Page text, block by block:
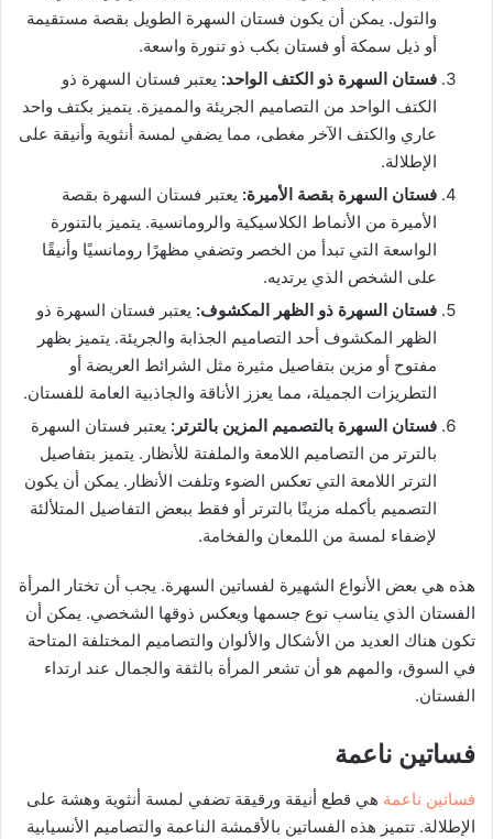
والتول. يمكن أن يكون فستان السهرة الطويل بقصة مستقيمة
أو ذيل سمكة أو فستان بكب ذو تنورة واسعة.
فستان السهرة ذو الكتف الواحد: يعتبر فستان السهرة ذو
الكتف الواحد من التصاميم الجريئة والمميزة. يتميز بكتف واحد
عاري والكتف الآخر مغطى، مما يضفي لمسة أنثوية وأنيقة على
الإطلالة.
فستان السهرة بقصة الأميرة: يعتبر فستان السهرة بقصة
الأميرة من الأنماط الكلاسيكية والرومانسية. يتميز بالتنورة
الواسعة التي تبدأ من الخصر وتضفي مظهرًا رومانسيًا وأنيقًا
على الشخص الذي يرتديه.
فستان السهرة ذو الظهر المكشوف: يعتبر فستان السهرة ذو
الظهر المكشوف أحد التصاميم الجذابة والجريئة. يتميز بظهر
مفتوح أو مزين بتفاصيل مثيرة مثل الشرائط العريضة أو
التطريزات الجميلة، مما يعزز الأناقة والجاذبية العامة للفستان.
فستان السهرة بالتصميم المزين بالترتر : يعتبر فستان السهرة
بالترتر من التصاميم اللامعة والملفتة للأنظار. يتميز بتفاصيل
الترتر اللامعة التي تعكس الضوء وتلفت الأنظار. يمكن أن يكون
التصميم بأكمله مزينًا بالترتر أو فقط ببعض التفاصيل المتلألئة
لإضفاء لمسة من اللمعان والفخامة.
هذه هي بعض الأنواع الشهيرة لفساتين السهرة. يجب أن تختار المرأة
الفستان الذي يناسب نوع جسمها ويعكس ذوقها الشخصي. يمكن أن
تكون هناك العديد من الأشكال والألوان والتصاميم المختلفة المتاحة
في السوق، والمهم هو أن تشعر المرأة بالثقة والجمال عند ارتداء
الفستان.
فساتين ناعمة
فساتين ناعمة هي قطع أنيقة ورقيقة تضفي لمسة أنثوية وهشة على
الإطلالة. تتميز هذه الفساتين بالأقمشة الناعمة والتصاميم الأنسيابية